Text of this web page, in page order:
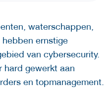
waterschappen,
ernstige
van cybersecurity.
hard gewerkt aan
en topmanagement.